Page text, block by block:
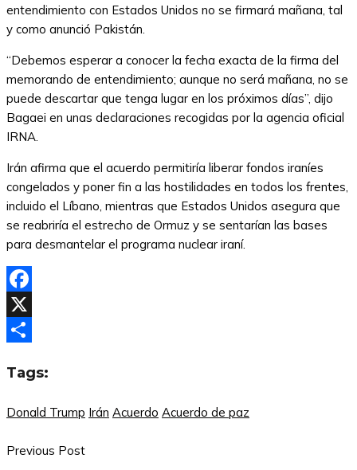
entendimiento con Estados Unidos no se firmará mañana, tal
y como anunció Pakistán.
“Debemos esperar a conocer la fecha exacta de la firma del
memorando de entendimiento; aunque no será mañana, no se
puede descartar que tenga lugar en los próximos días”, dijo
Bagaei en unas declaraciones recogidas por la agencia oficial
IRNA.
Irán afirma que el acuerdo permitiría liberar fondos iraníes
congelados y poner fin a las hostilidades en todos los frentes,
incluido el Líbano, mientras que Estados Unidos asegura que
se reabriría el estrecho de Ormuz y se sentarían las bases
para desmantelar el programa nuclear iraní.
Facebook
X
Tags:
Donald Trump Irán Acuerdo Acuerdo de paz
Previous Post